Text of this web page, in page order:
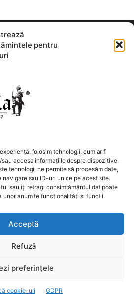
pentru
folosim tehnologii, cum ar fi
accesa informațiile despre dispozitive.
tehnologii ne permite să procesăm date,
navigare sau ID-uri unice pe acest site.
sau îți retragi consimțământul dat poate
unor anumite funcționalități și funcții.
Acceptă
Refuză
preferințele
cookie-uri GDPR
redactia@sentinela.ro
NE
Publicitate Contact
Sentinela.ro